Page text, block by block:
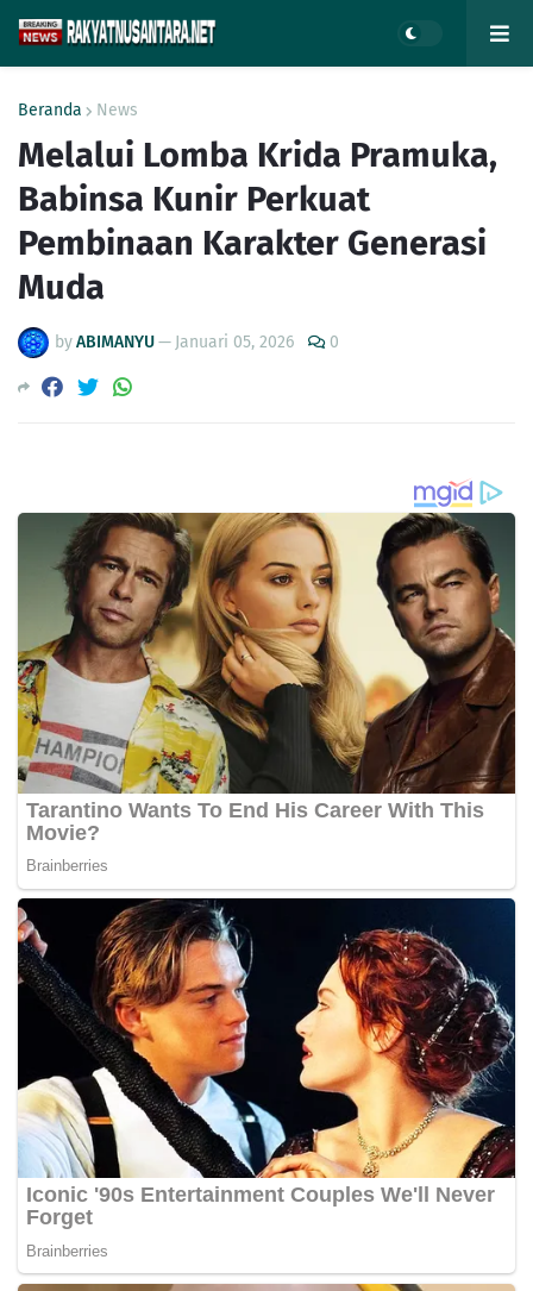
Beranda News
Melalui Lomba Krida Pramuka,
Babinsa Kunir Perkuat
Pembinaan Karakter Generasi
Muda
byABIMANYU— Januari 05, 2026 0